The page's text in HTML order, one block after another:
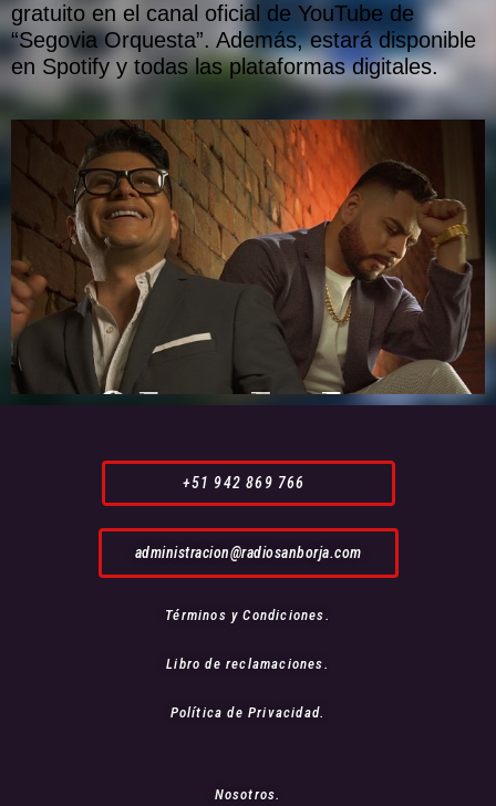
gratuito en el canal oficial de YouTube de
“Segovia Orquesta”. Además, estará disponible
en Spotify y todas las plataformas digitales.
+51 942 869 766
administracion@radiosanborja.com
Términos y Condiciones.
Libro de reclamaciones.
Política de Privacidad.
Nosotros.